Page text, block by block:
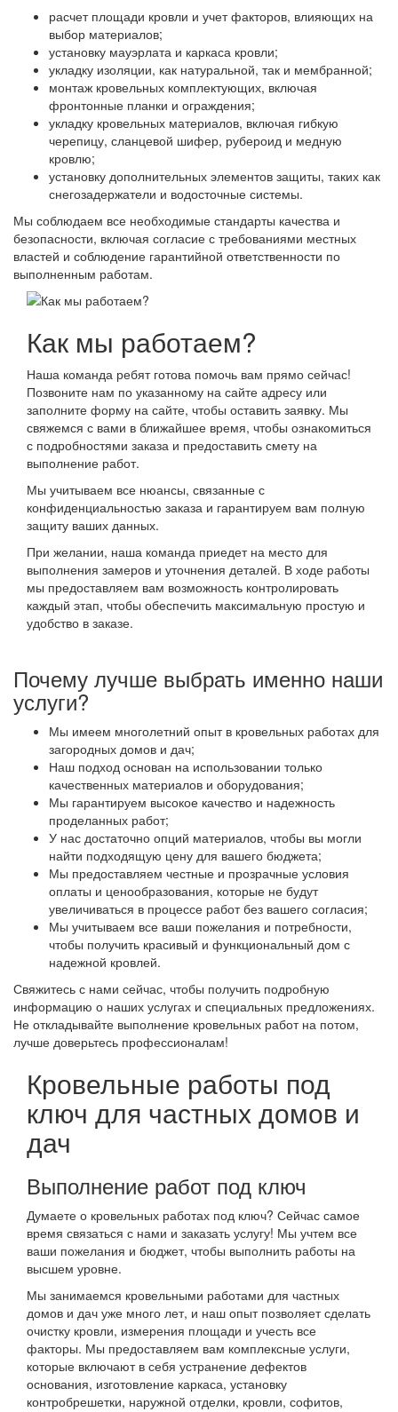
расчет площади кровли и учет факторов, влияющих на
выбор материалов;
установку мауэрлата и каркаса кровли;
укладку изоляции, как натуральной, так и мембранной;
монтаж кровельных комплектующих, включая
фронтонные планки и ограждения;
укладку кровельных материалов, включая гибкую
черепицу, сланцевой шифер, рубероид и медную
кровлю;
установку дополнительных элементов защиты, таких как
снегозадержатели и водосточные системы.
Мы соблюдаем все необходимые стандарты качества и
безопасности, включая согласие с требованиями местных
властей и соблюдение гарантийной ответственности по
выполненным работам.
Как мы работаем?
Наша команда ребят готова помочь вам прямо сейчас!
Позвоните нам по указанному на сайте адресу или
заполните форму на сайте, чтобы оставить заявку. Мы
свяжемся с вами в ближайшее время, чтобы ознакомиться
с подробностями заказа и предоставить смету на
выполнение работ.
Мы учитываем все нюансы, связанные с
конфиденциальностью заказа и гарантируем вам полную
защиту ваших данных.
При желании, наша команда приедет на место для
выполнения замеров и уточнения деталей. В ходе работы
мы предоставляем вам возможность контролировать
каждый этап, чтобы обеспечить максимальную простую и
удобство в заказе.
Почему лучше выбрать именно наши
услуги?
Мы имеем многолетний опыт в кровельных работах для
загородных домов и дач;
Наш подход основан на использовании только
качественных материалов и оборудования;
Мы гарантируем высокое качество и надежность
проделанных работ;
У нас достаточно опций материалов, чтобы вы могли
найти подходящую цену для вашего бюджета;
Мы предоставляем честные и прозрачные условия
оплаты и ценообразования, которые не будут
увеличиваться в процессе работ без вашего согласия;
Мы учитываем все ваши пожелания и потребности,
чтобы получить красивый и функциональный дом с
надежной кровлей.
Свяжитесь с нами сейчас, чтобы получить подробную
информацию о наших услугах и специальных предложениях.
Не откладывайте выполнение кровельных работ на потом,
лучше доверьтесь профессионалам!
Кровельные работы под
ключ для частных домов и
дач
Выполнение работ под ключ
Думаете о кровельных работах под ключ? Сейчас самое
время связаться с нами и заказать услугу! Мы учтем все
ваши пожелания и бюджет, чтобы выполнить работы на
высшем уровне.
Мы занимаемся кровельными работами для частных
домов и дач уже много лет, и наш опыт позволяет сделать
очистку кровли, измерения площади и учесть все
факторы. Мы предоставляем вам комплексные услуги,
которые включают в себя устранение дефектов
основания, изготовление каркаса, установку
контробрешетки, наружной отделки, кровли, софитов,